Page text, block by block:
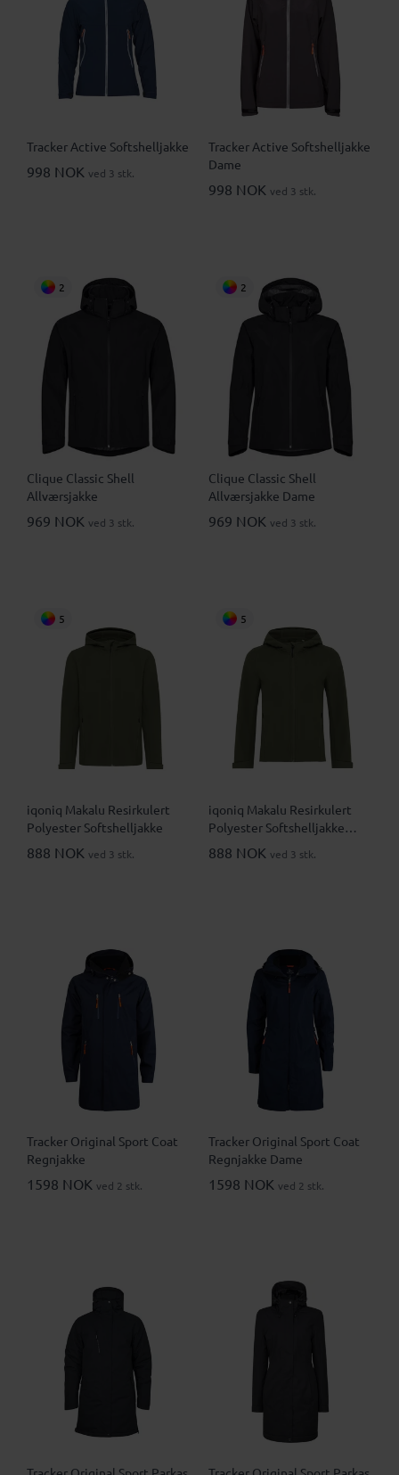
Tracker Active Softshelljakke
998 NOK ved 3 stk.
Tracker Active Softshelljakke
Dame
998 NOK ved 3 stk.
2
Clique Classic Shell
Allværsjakke
969 NOK ved 3 stk.
2
Clique Classic Shell
Allværsjakke Dame
969 NOK ved 3 stk.
5
iqoniq Makalu Resirkulert
Polyester Softshelljakke
888 NOK ved 3 stk.
5
iqoniq Makalu Resirkulert
Polyester Softshelljakke
Dame
888 NOK ved 3 stk.
Tracker Original Sport Coat
Regnjakke
1598 NOK ved 2 stk.
Tracker Original Sport Coat
Regnjakke Dame
1598 NOK ved 2 stk.